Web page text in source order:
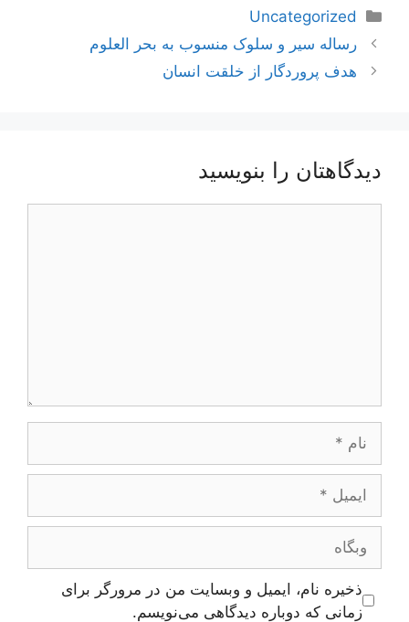
دسته‌ها
Uncategorized
ناوبری
نوشته‌ها
رساله سیر و سلوک منسوب به بحر العلوم
هدف پروردگار از خلقت انسان
دیدگاهتان را بنویسید
وبگاه
ذخیره نام، ایمیل و وبسایت من در مرورگر برای
زمانی که دوباره دیدگاهی می‌نویسم.